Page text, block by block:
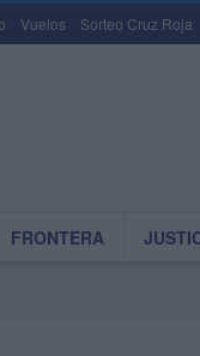
Vuelos Sorteo Cruz Roja
FRONTERA